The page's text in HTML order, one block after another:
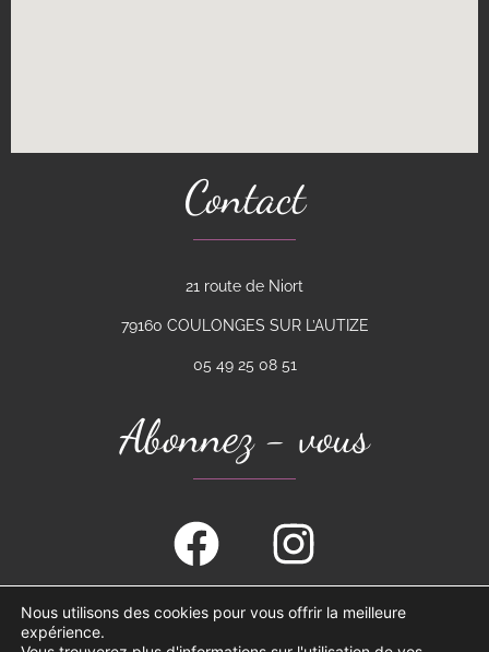
Contact
21 route de Niort
79160 COULONGES SUR L’AUTIZE
05 49 25 08 51
Abonnez - vous
Mentions
légales et
Nous utilisons des cookies pour vous offrir la meilleure
expérience.